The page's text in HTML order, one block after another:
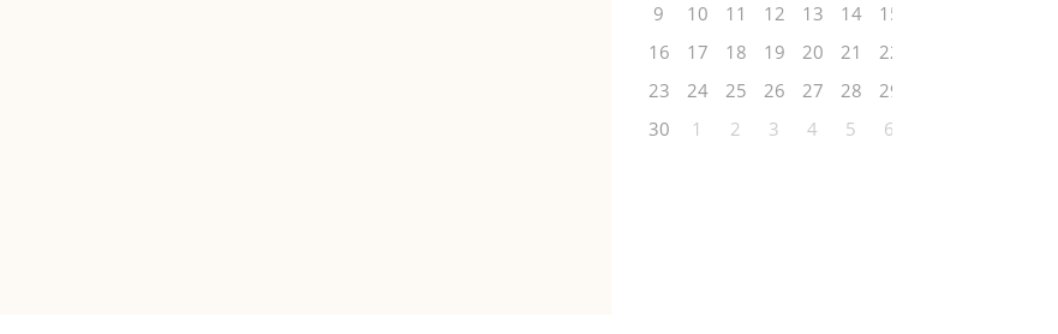
9
10 11 12 13 14
15
16
17 18 19 20 21
22
23
24 25 26 27 28
29
30
1 2 3 4 5 6